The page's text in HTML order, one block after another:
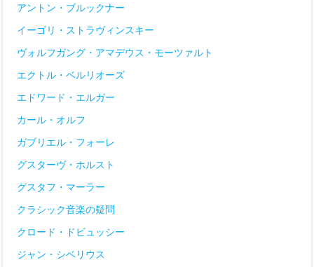
アントン・ブルックナー
イーゴリ・ストラヴィンスキー
ヴォルフガング・アマデウス・モーツァルト
エクトル・ベルリオーズ
エドワード・エルガー
カール・オルフ
ガブリエル・フォーレ
グスターヴ・ホルスト
グスタフ・マーラー
クラシック音楽の疑問
クロード・ドビュッシー
ジャン・シベリウス